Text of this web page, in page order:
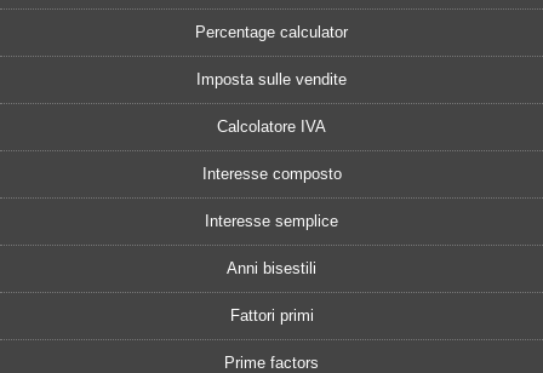
Percentage calculator
Imposta sulle vendite
Calcolatore IVA
Interesse composto
Interesse semplice
Anni bisestili
Fattori primi
Prime factors